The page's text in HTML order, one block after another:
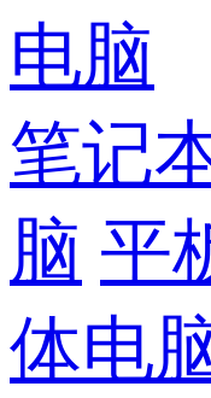
电脑
笔记
脑 平
体电